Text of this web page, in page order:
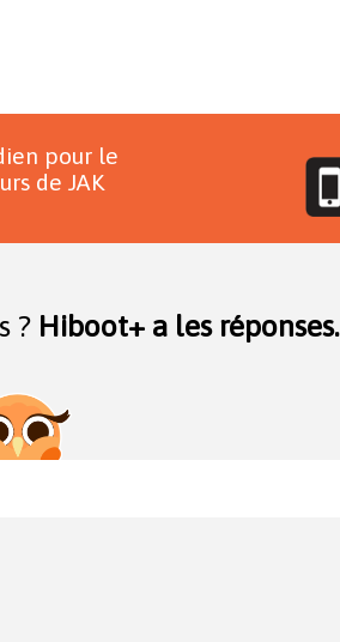
pour le
de JAK
? Hiboot+ a les réponses.